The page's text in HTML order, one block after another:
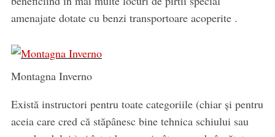
amenajate dotate cu benzi transportoare acoperite .
Montagna Inverno
Există instructori pentru toate categoriile (chiar şi pentru
aceia care cred că stăpânesc bine tehnica schiului sau